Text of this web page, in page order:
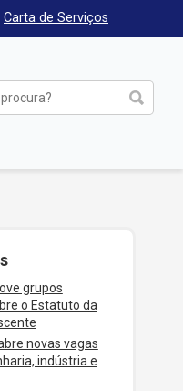
Carta de Serviços
grupos
o Estatuto da
novas vagas
indústria e